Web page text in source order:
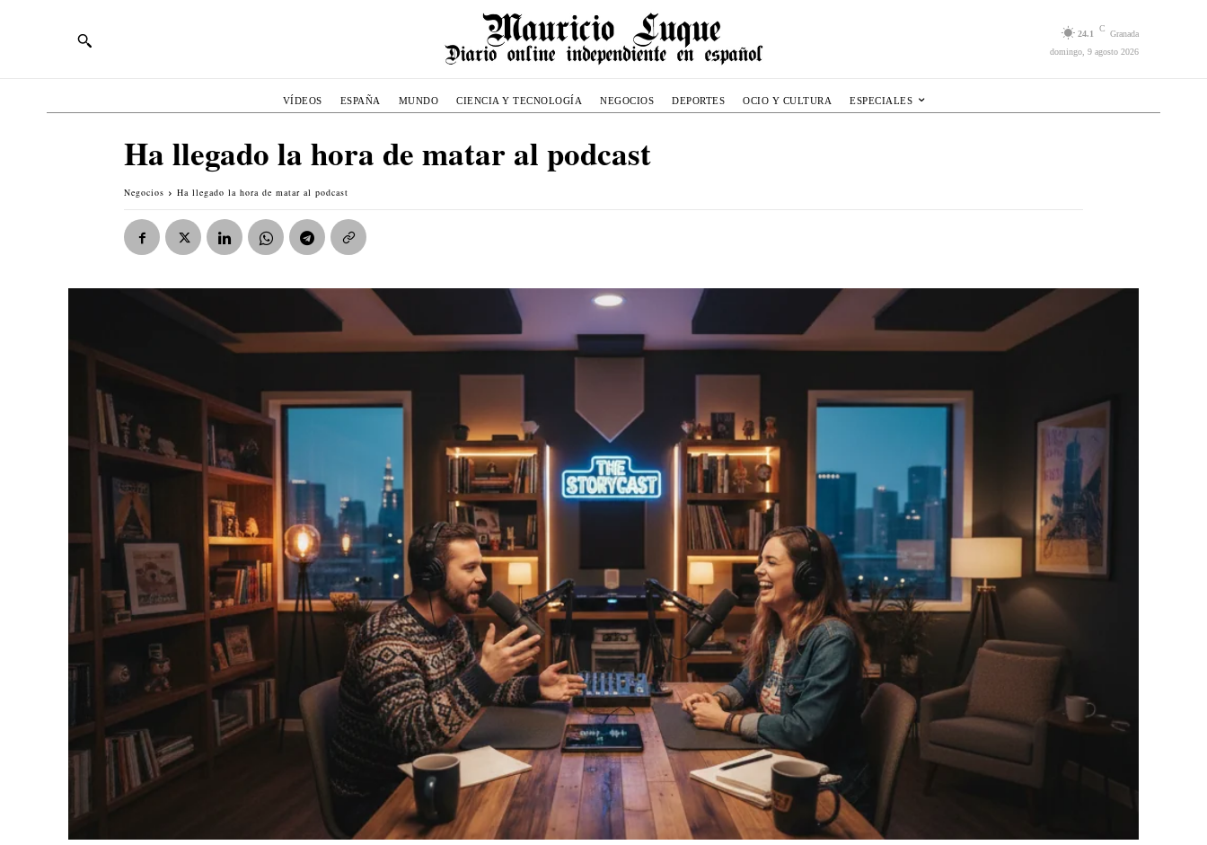
24.1
C
Granada
domingo, 9 agosto 2026
VÍDEOS ESPAÑA MUNDO CIENCIA Y TECNOLOGÍA NEGOCIOS DEPORTES OCIO Y CULTURA ESPECIALES
Ha llegado la hora de matar al podcast
Negocios Ha llegado la hora de matar al podcast